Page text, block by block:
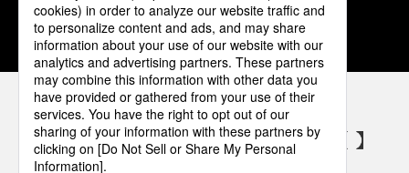
1 2 3 4 5
パナソニックの電気設備 SNSアカウント